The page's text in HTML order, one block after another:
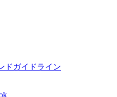
ドガイドライン